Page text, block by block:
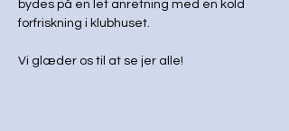
bydes på en let anretning med en kold
forfriskning i klubhuset.
Vi glæder os til at se jer alle!